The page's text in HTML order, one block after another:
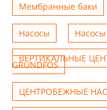
Мембранные баки
Насосы Насосы
ВЕРТИКАЛЬНЫЕ
GRUNDFOS
ЦЕНТРОБЕЖНЫЕ